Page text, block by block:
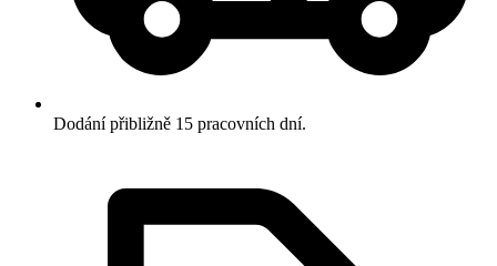
Dodání přibližně 15 pracovních dní.